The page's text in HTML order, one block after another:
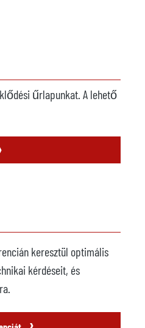
űrlapunkat. A lehető
keresztül optimális
kérdéseit, és
›